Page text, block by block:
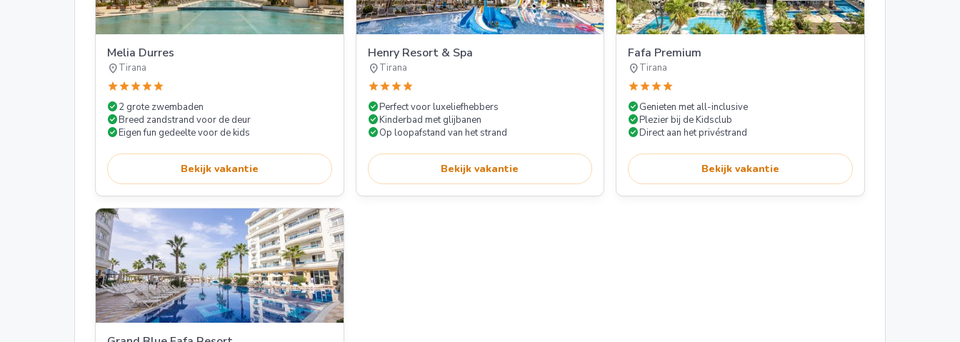
Melia Durres
location_onTirana
starstarstarstarstar
check_circle2 grote zwembaden
check_circleBreed zandstrand voor de deur
check_circleEigen fun gedeelte voor de kids
Bekijk vakantie
Henry Resort & Spa
location_onTirana
starstarstarstar
check_circlePerfect voor luxeliefhebbers
check_circleKinderbad met glijbanen
check_circleOp loopafstand van het strand
Bekijk vakantie
Fafa Premium
location_onTirana
starstarstarstar
check_circleGenieten met all-inclusive
check_circlePlezier bij de Kidsclub
check_circleDirect aan het privéstrand
Bekijk vakantie